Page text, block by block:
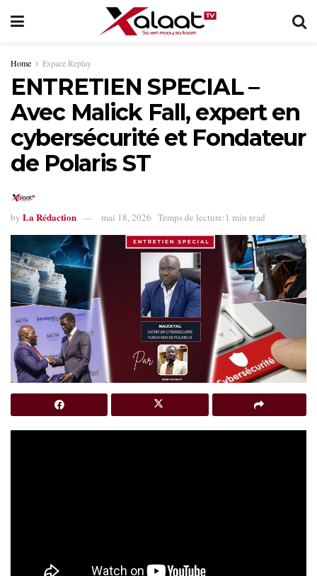
Home Espace Replay
ENTRETIEN SPECIAL –
Avec Malick Fall, expert en
cybersécurité et Fondateur
de Polaris ST
by La Rédaction mai 18, 2026 Temps de lecture:1 min read